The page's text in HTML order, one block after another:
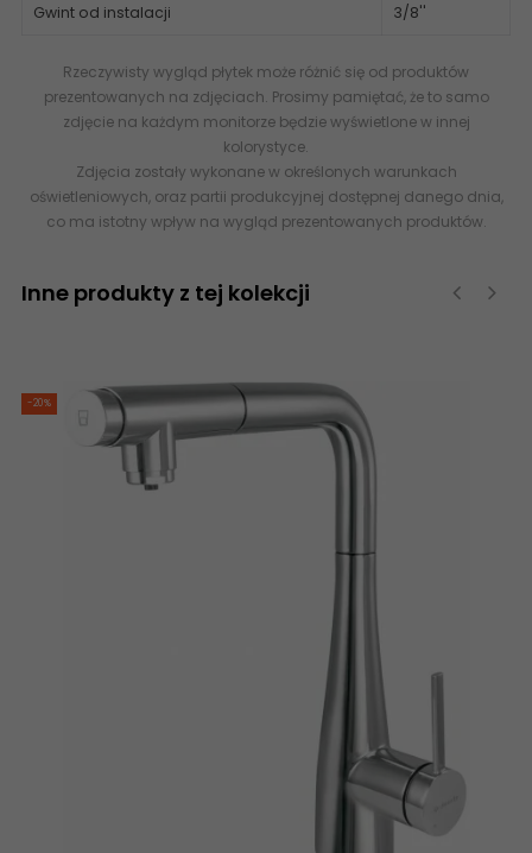
Gwint od instalacji 3/8''
Rzeczywisty wygląd płytek może różnić się od produktów
prezentowanych na zdjęciach. Prosimy pamiętać, że to samo
zdjęcie na każdym monitorze będzie wyświetlone w innej
kolorystyce.
Zdjęcia zostały wykonane w określonych warunkach
oświetleniowych, oraz partii produkcyjnej dostępnej danego dnia,
co ma istotny wpływ na wygląd prezentowanych produktów.
Inne produkty z tej kolekcji
-20%